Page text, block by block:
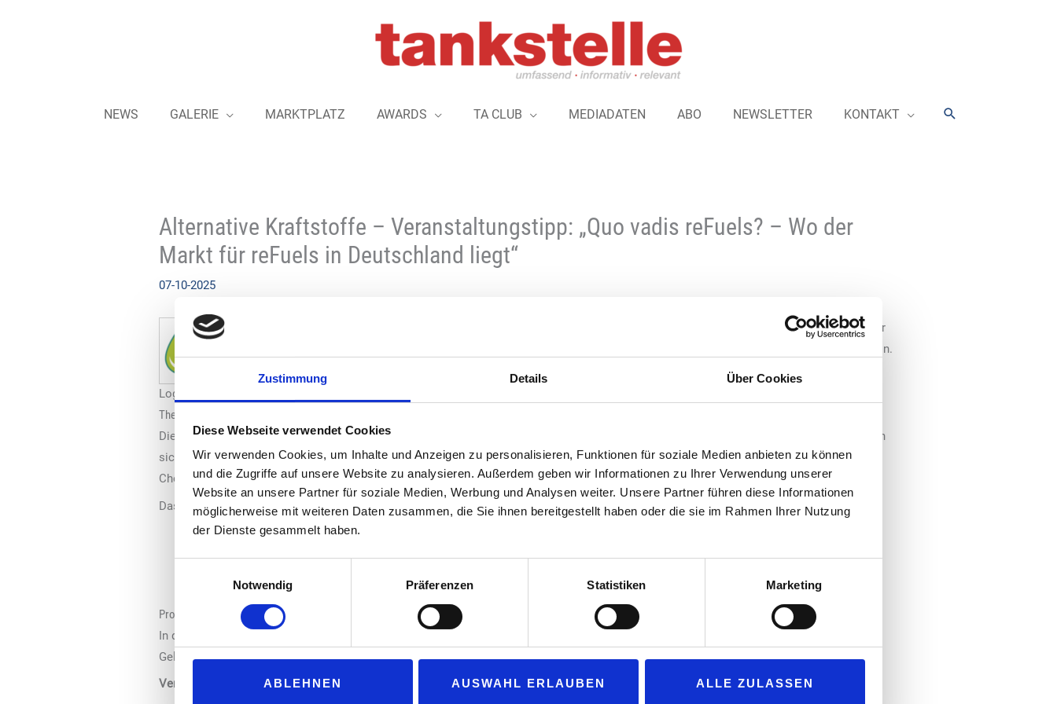
Zustimmung Details Über Cookies
Diese Webseite verwendet Cookies
Wir verwenden Cookies, um Inhalte und Anzeigen zu personalisieren, Funktionen für soziale Medien anbieten zu können
und die Zugriffe auf unsere Website zu analysieren. Außerdem geben wir Informationen zu Ihrer Verwendung unserer
Website an unsere Partner für soziale Medien, Werbung und Analysen weiter. Unsere Partner führen diese Informationen
möglicherweise mit weiteren Daten zusammen, die Sie ihnen bereitgestellt haben oder die sie im Rahmen Ihrer Nutzung
der Dienste gesammelt haben.
Notwendig
Präferenzen Statistiken Marketing
ABLEHNEN AUSWAHL ERLAUBEN ALLE ZULASSEN
NEWS GALERIE MARKTPLATZ AWARDS TA CLUB MEDIADATEN ABO NEWSLETTER KONTAKT Suchen
Alternative Kraftstoffe – Veranstaltungstipp: „Quo vadis reFuels? – Wo der
Markt für reFuels in Deutschland liegt“
07-10-2025
Logo: Innofuels
Die Arbeitsgruppe „Markt & Regulierung“ der Hochschule RheinMain lädt am 11. November
2025 zu einem Symposium über regenerativ erzeugte, synthetische Kraftstoffe (reFuels) ein.
Die Veranstaltung findet von 10:00 bis 15:30 Uhr am Campus Rüsselsheim statt.
Thema und Fragestellungen
Die Defossilisierung des Verkehrs verändert die Struktur der deutschen Industrie. Neue Wertschöpfungsketten entstehen, etablierte passen
sich an. Synthetische Kraftstoffe eröffnen dabei Möglichkeiten für bisherige und künftige Marktakteure in der Kraftstoff- und
Chemieindustrie.
Das Symposium behandelt folgende Fragen:
Wo steht Deutschland beim Aufbau eines reFuel-Marktes?
Programm
In drei Vorträgen stellt die Arbeitsgruppe unter Leitung von Prof. Dr. Thomas Heimer ihre Forschungsergebnisse vor. Im Anschluss besteht
Gelegenheit zum Austausch mit Forschenden und Vertretern aus der Wirtschaft.
Veranstaltungsort:
Hochschule RheinMain Campus Rüsselsheim, Gebäude G Am Brückweg 26 65428 Rüsselsheim